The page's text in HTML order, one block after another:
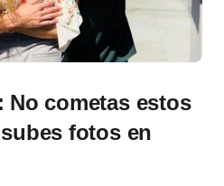
No cometas estos
fotos en